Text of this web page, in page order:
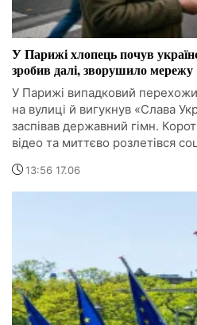
У Парижі хлопець почув
зробив далі, зворушило мережу
У Парижі випадковий
на вулиці й вигукнув «Слава
заспівав державний гімн.
відео та миттєво розлетівся
13:56 17.06